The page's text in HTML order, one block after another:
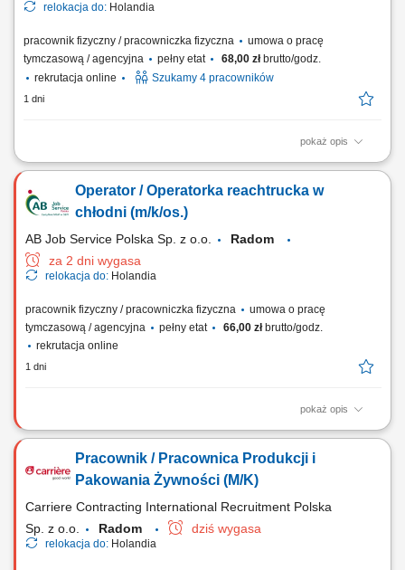
relokacja do: Holandia
pracownik fizyczny / pracowniczka fizyczna
umowa o pracę
tymczasową / agencyjna
pełny etat 68,00 złbrutto/godz.
rekrutacja online
Szukamy 4 pracowników
1 dni
pokaż opis
Dla naszego Klienta – nowoczesnej firmy zajmującej się
stanowisku młodszego operatora/operatorki maszyn. Będziesz
odpowiedzialny/a za obsługę oraz naukę działania maszyn
Operator / Operatorka reachtrucka w
chłodni (m/k/os.)
AB Job Service Polska Sp. z o.o.
Radom
za 2 dni wygasa
relokacja do: Holandia
pracownik fizyczny / pracowniczka fizyczna
umowa o pracę
tymczasową / agencyjna
pełny etat 66,00 złbrutto/godz.
rekrutacja online
1 dni
pokaż opis
Twoje codzienne zadania: Transport wewnętrzny i wysokogabarytowe
zgodności dostaw oraz wysyłek towarów. Zapewnienie właściwego
ładu i rozmieszczenia asortymentu w chłodniach magazynowych.
Pracownik / Pracownica Produkcji i
Pakowania Żywności (M/K)
Carriere Contracting International Recruitment Polska
Sp. z o.o.
Radom dziś wygasa
relokacja do: Holandia